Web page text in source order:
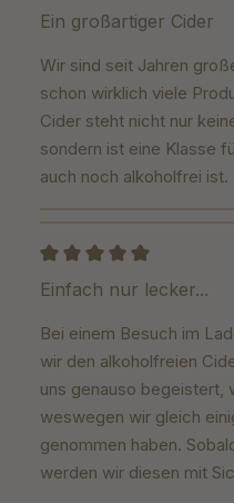
Bewertung mit 5 von 5
Ein großartiger Cider
Wir sind seit Jahren
schon wirklich viele
Cider steht nicht nur
sondern ist eine Klasse
auch noch alkoholfrei ist.
Bewertung mit 5 von 5
Einfach nur lecker...
Bei einem Besuch im
wir den alkoholfreien
uns genauso begeistert,
weswegen wir gleich
genommen haben.
werden wir diesen mit